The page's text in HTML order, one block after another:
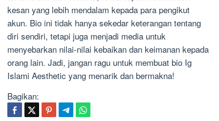
kesan yang lebih mendalam kepada para pengikut
akun. Bio ini tidak hanya sekedar keterangan tentang
diri sendiri, tetapi juga menjadi media untuk
menyebarkan nilai-nilai kebaikan dan keimanan kepada
orang lain. Jadi, jangan ragu untuk membuat bio Ig
Islami Aesthetic yang menarik dan bermakna!
Bagikan: